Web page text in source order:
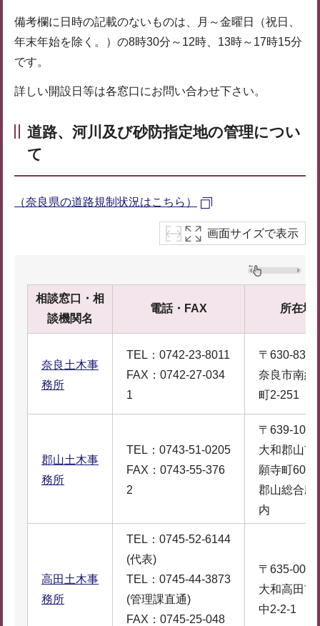
備考欄に日時の記載のないものは、月～金曜日（祝日、
年末年始を除く。）の8時30分～12時、13時～17時15分
です。
詳しい開設日等は各窓口にお問い合わせ下さい。
道路、河川及び砂防指定地の管理につい
て
（奈良県の道路規制状況はこちら）
画面サイズで表示
相談窓口・相
談機関名
電話・FAX 所在地
奈良土木事
務所
TEL：0742-23-8011
FAX：0742-27-034
1
〒630-8303
奈良市南紀
町2-251
郡山土木事
務所
TEL：0743-51-0205
FAX：0743-55-376
2
〒639-1041
大和郡山市
願寺町60-1
郡山総合庁
内
高田土木事
務所
TEL：0745-52-6144
(代表)
TEL：0745-44-3873
(管理課直通)
FAX：0745-25-048
〒635-0065
大和高田市
中2-2-1